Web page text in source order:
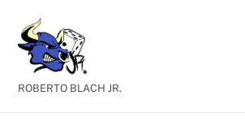
content
ROBERTO BLACH JR.